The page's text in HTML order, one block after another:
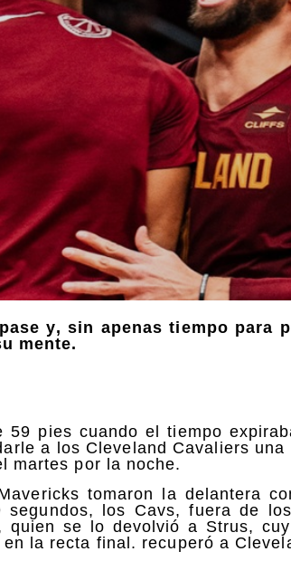
y, sin apenas tiempo para
mente.
59 pies cuando el tiempo
a los Cleveland Cavaliers
martes por la noche.
tomaron la delantera
segundos, los Cavs, fuera de
quien se lo devolvió a Strus,
la recta final. recuperó a